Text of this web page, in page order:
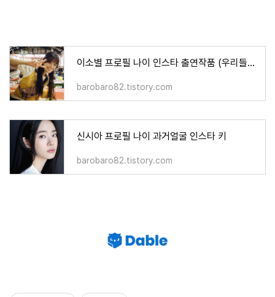
이소별 프로필 나이 인스타 출연작품 (우리들의 블루스 별이)
barobaro82.tistory.com
신시아 프로필 나이 과거얼굴 인스타 키
barobaro82.tistory.com